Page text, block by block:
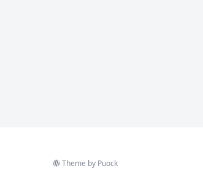
Theme by Puock